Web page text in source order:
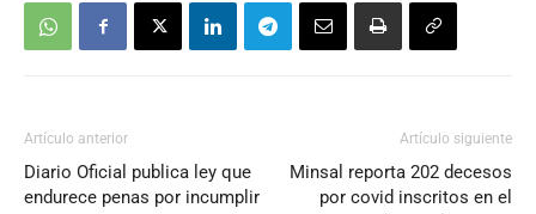
Artículo anterior
Diario Oficial publica ley que
endurece penas por incumplir
Artículo siguiente
Minsal reporta 202 decesos
por covid inscritos en el